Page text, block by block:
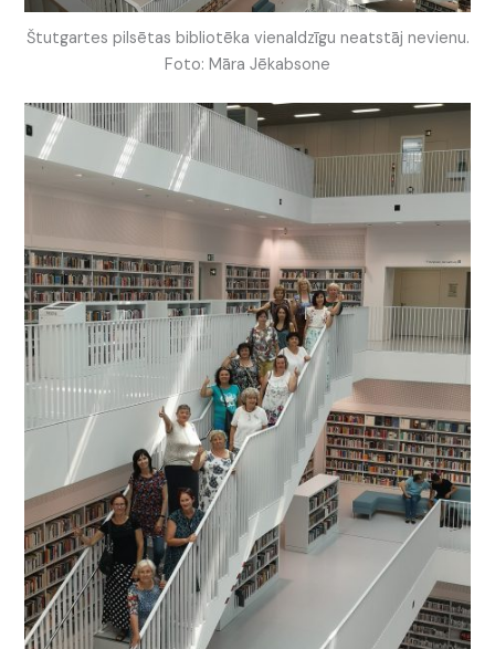
Štutgartes pilsētas bibliotēka vienaldzīgu neatstāj nevienu.
Foto: Māra Jēkabsone